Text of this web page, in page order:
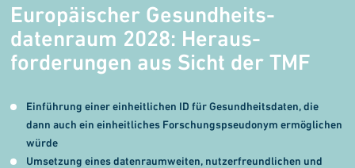
Europäischer Gesundheits­
datenraum 2028: Heraus­
forderungen aus Sicht der TMF
Einführung einer einheitlichen ID für Gesundheitsdaten, die
dann auch ein einheitliches Forschungspseudonym ermöglichen
würde
Umsetzung eines datenraumweiten, nutzerfreundlichen und